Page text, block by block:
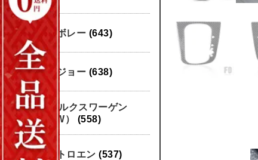
シボレー (643)
プジョー (638)
フォルクスワーゲン
（VW） (558)
シトロエン (537)